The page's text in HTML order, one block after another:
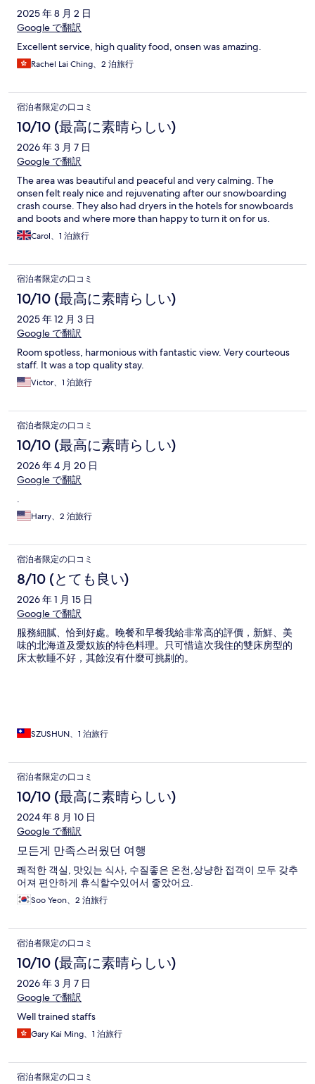
2025 年 8 月 2 日
Google で翻訳
Excellent service, high quality food, onsen was amazing.
Rachel Lai Ching、2 泊旅行
宿泊者限定の口コミ
10/10 (最高に素晴らしい)
2026 年 3 月 7 日
Google で翻訳
The area was beautiful and peaceful and very calming. The
onsen felt realy nice and rejuvenating after our snowboarding
crash course. They also had dryers in the hotels for snowboards
and boots and where more than happy to turn it on for us.
Carol、1 泊旅行
宿泊者限定の口コミ
10/10 (最高に素晴らしい)
2025 年 12 月 3 日
Google で翻訳
Room spotless, harmonious with fantastic view. Very courteous
staff. It was a top quality stay.
Victor、1 泊旅行
宿泊者限定の口コミ
10/10 (最高に素晴らしい)
2026 年 4 月 20 日
Google で翻訳
.
Harry、2 泊旅行
宿泊者限定の口コミ
8/10 (とても良い)
2026 年 1 月 15 日
Google で翻訳
服務細膩、恰到好處。晚餐和早餐我給非常高的評價，新鮮、美
味的北海道及愛奴族的特色料理。只可惜這次我住的雙床房型的
床太軟睡不好，其餘沒有什麼可挑剔的。
SZUSHUN、1 泊旅行
宿泊者限定の口コミ
10/10 (最高に素晴らしい)
2024 年 8 月 10 日
Google で翻訳
모든게 만족스러웠던 여행
쾌적한 객실, 맛있는 식사, 수질좋은 온천,상냥한 접객이 모두 갖추
어져 편안하게 휴식할수있어서 좋았어요.
Soo Yeon、2 泊旅行
宿泊者限定の口コミ
10/10 (最高に素晴らしい)
2026 年 3 月 7 日
Google で翻訳
Well trained staffs
Gary Kai Ming、1 泊旅行
宿泊者限定の口コミ